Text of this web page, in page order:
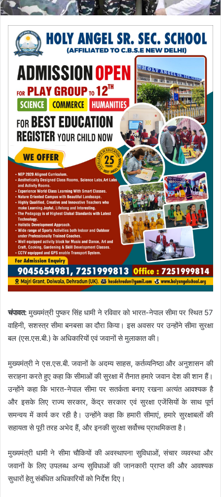
चंपावत:मुख्यमंत्री पुष्कर सिंह धामी ने रविवार को भारत-नेपाल सीमा पर स्थित 57
वाहिनी, सशस्त्र सीमा बनबसा का दौरा किया। इस अवसर पर उन्होंने सीमा सुरक्षा
बल (एस.एस.बी.) के अधिकारियों एवं जवानों से मुलाकात की।
मुख्यमंत्री ने एस.एस.बी. जवानों के अदम्य साहस, कर्तव्यनिष्ठा और अनुशासन की
सराहना करते हुए कहा कि सीमाओं की सुरक्षा में तैनात हमारे जवान देश की शान हैं।
उन्होंने कहा कि भारत-नेपाल सीमा पर सतर्कता बनाए रखना अत्यंत आवश्यक है
और इसके लिए राज्य सरकार, केंद्र सरकार एवं सुरक्षा एजेंसियों के साथ पूर्ण
समन्वय में कार्य कर रही है। उन्होंने कहा कि हमारी सीमाएं, हमारे सुरक्षाबलों की
सहायता से पूरी तरह अभेद हैं, और इनकी सुरक्षा सर्वोच्च प्राथमिकता है।
मुख्यमंत्री धामी ने सीमा चौकियों की अवस्थापना सुविधाओं, संचार व्यवस्था और
जवानों के लिए उपलब्ध अन्य सुविधाओं की जानकारी प्राप्त की और आवश्यक
सुधारों हेतु संबंधित अधिकारियों को निर्देश दिए।